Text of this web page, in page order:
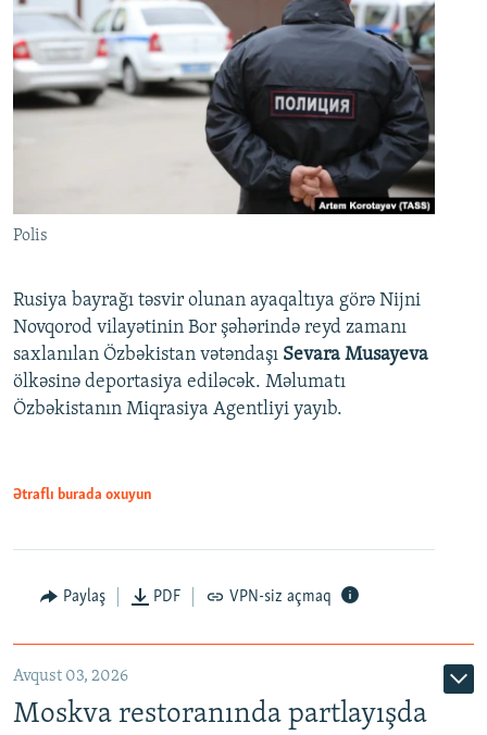
Polis
Rusiya bayrağı təsvir olunan ayaqaltıya görə Nijni
Novqorod vilayətinin Bor şəhərində reyd zamanı
saxlanılan Özbəkistan vətəndaşı Sevara Musayeva
ölkəsinə deportasiya ediləcək. Məlumatı
Özbəkistanın Miqrasiya Agentliyi yayıb.
Ətraflı burada oxuyun
Paylaş PDF VPN-siz açmaq
Avqust 03, 2026
Moskva restoranında partlayışda